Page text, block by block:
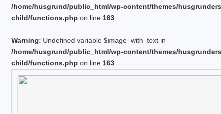
/home/husgrund/public_html/wp-content/themes/
child/functions.php on line 163
Warning: Undefined variable $image_with_text in
/home/husgrund/public_html/wp-content/themes/
child/functions.php on line 163